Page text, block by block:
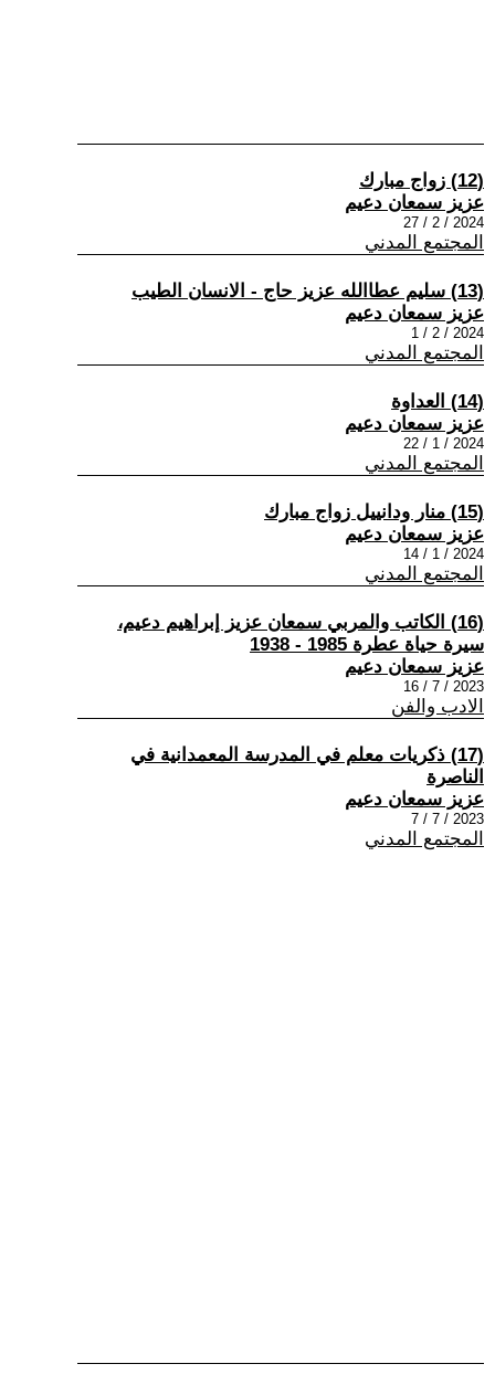
(12) زواج مبارك
عزيز سمعان دعيم
2024 / 2 / 27
المجتمع المدني
(13) سليم عطاالله عزيز حاج - الانسان الطيب
عزيز سمعان دعيم
2024 / 2 / 1
المجتمع المدني
(14) العداوة
عزيز سمعان دعيم
2024 / 1 / 22
المجتمع المدني
(15) منار ودانييل زواج مبارك
عزيز سمعان دعيم
2024 / 1 / 14
المجتمع المدني
(16) الكاتب والمربي سمعان عزيز إبراهيم دعيم،
سيرة حياة عطرة 1985 - 1938
عزيز سمعان دعيم
2023 / 7 / 16
الادب والفن
(17) ذكريات معلم في المدرسة المعمدانية في
الناصرة
عزيز سمعان دعيم
2023 / 7 / 7
المجتمع المدني